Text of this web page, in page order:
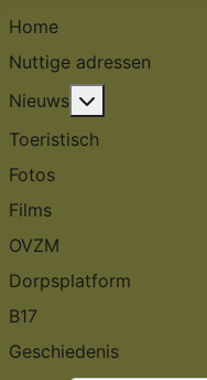
Home
Nuttige adressen
Nieuws
Toeristisch
Fotos
Films
OVZM
Dorpsplatform
B17
Geschiedenis